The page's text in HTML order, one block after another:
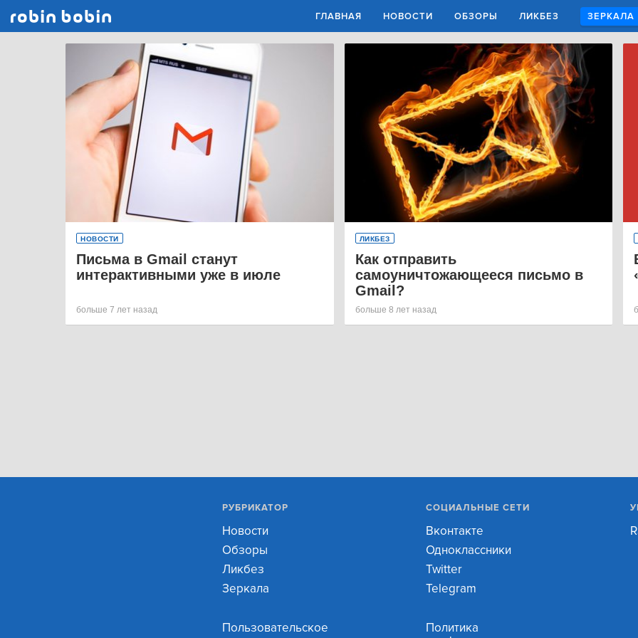
ГЛАВНАЯ НОВОСТИ ОБЗОРЫ ЛИКБЕЗ ЗЕРКАЛА
НОВОСТИ
Письма в Gmail станут
интерактивными уже в июле
больше 7 лет назад
ЛИКБЕЗ
Как отправить
самоуничтожающееся письмо в
Gmail?
больше 8 лет назад
РУБРИКАТОР
Новости
Обзоры
Ликбез
Зеркала
СОЦИАЛЬНЫЕ СЕТИ
Вконтакте
Одноклассники
Twitter
Telegram
Пользовательское
Политика